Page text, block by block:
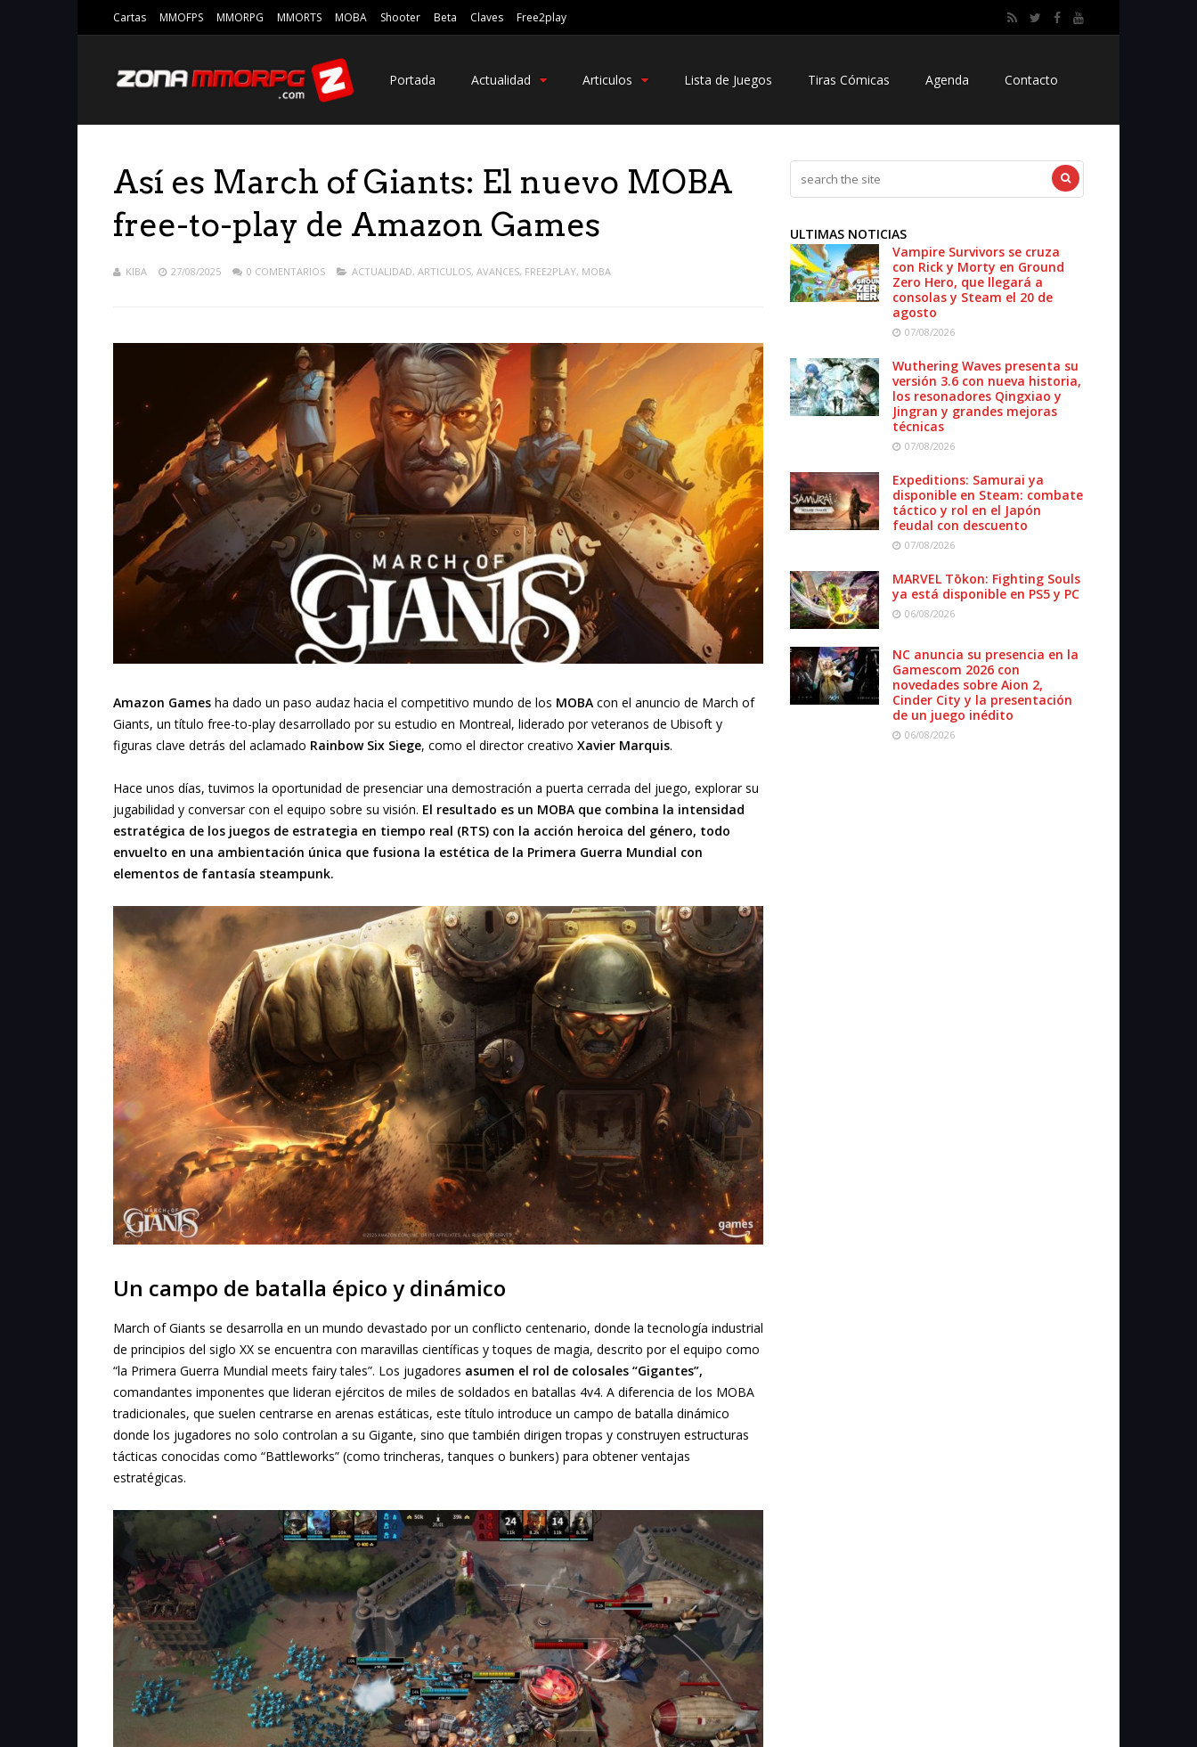
Cartas MMOFPS MMORPG MMORTS MOBA Shooter Beta Claves Free2play
Portada Actualidad Articulos Lista de Juegos Tiras Cómicas Agenda Contacto
Así es March of Giants: El nuevo MOBA
free-to-play de Amazon Games
KIBA 27/08/2025 0 COMENTARIOS ACTUALIDAD, ARTICULOS, AVANCES, FREE2PLAY, MOBA
Amazon Games ha dado un paso audaz hacia el competitivo mundo de los MOBA con el anuncio de March of
Giants, un título free-to-play desarrollado por su estudio en Montreal, liderado por veteranos de Ubisoft y
figuras clave detrás del aclamado Rainbow Six Siege, como el director creativo Xavier Marquis.
Hace unos días, tuvimos la oportunidad de presenciar una demostración a puerta cerrada del juego, explorar su
jugabilidad y conversar con el equipo sobre su visión. El resultado es un MOBA que combina la intensidad
estratégica de los juegos de estrategia en tiempo real (RTS) con la acción heroica del género, todo
envuelto en una ambientación única que fusiona la estética de la Primera Guerra Mundial con
elementos de fantasía steampunk.
Un campo de batalla épico y dinámico
March of Giants se desarrolla en un mundo devastado por un conflicto centenario, donde la tecnología industrial
de principios del siglo XX se encuentra con maravillas científicas y toques de magia, descrito por el equipo como
“la Primera Guerra Mundial meets fairy tales”. Los jugadores asumen el rol de colosales “Gigantes”,
comandantes imponentes que lideran ejércitos de miles de soldados en batallas 4v4. A diferencia de los MOBA
tradicionales, que suelen centrarse en arenas estáticas, este título introduce un campo de batalla dinámico
donde los jugadores no solo controlan a su Gigante, sino que también dirigen tropas y construyen estructuras
tácticas conocidas como “Battleworks” (como trincheras, tanques o bunkers) para obtener ventajas
estratégicas.
ULTIMAS NOTICIAS
Vampire Survivors se cruza
con Rick y Morty en Ground
Zero Hero, que llegará a
consolas y Steam el 20 de
agosto
07/08/2026
Wuthering Waves presenta su
versión 3.6 con nueva historia,
los resonadores Qingxiao y
Jingran y grandes mejoras
técnicas
07/08/2026
Expeditions: Samurai ya
disponible en Steam: combate
táctico y rol en el Japón
feudal con descuento
07/08/2026
MARVEL Tōkon: Fighting Souls
ya está disponible en PS5 y PC
06/08/2026
NC anuncia su presencia en la
Gamescom 2026 con
novedades sobre Aion 2,
Cinder City y la presentación
de un juego inédito
06/08/2026